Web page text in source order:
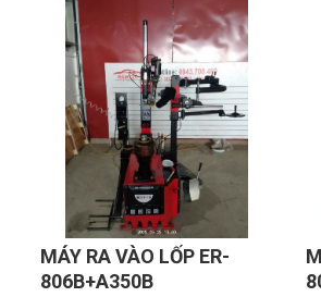
MÁY RA VÀO LỐP ER-
806B+A350B